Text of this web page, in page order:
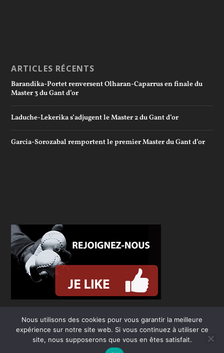
ARTICLES RÉCENTS
Barandika-Portet renversent Olharan-Caparrus en finale du
Master 3 du Gant d’or
Laduche-Lekerika s’adjugent le Master 2 du Gant d’or
Garcia-Sorozabal remportent le premier Master du Gant d’or
Nous utilisons des cookies pour vous garantir la meilleure
expérience sur notre site web. Si vous continuez à utiliser ce
site, nous supposerons que vous en êtes satisfait.